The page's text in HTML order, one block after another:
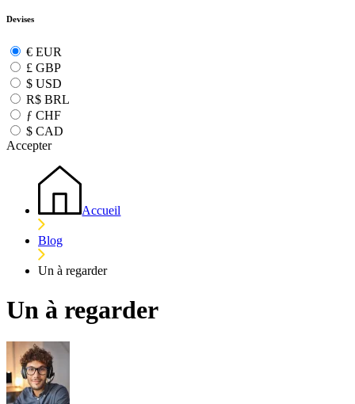
Devises
€ EUR
£ GBP
$ USD
R$ BRL
ƒ CHF
$ CAD
Accepter
Accueil
Blog
Un à regarder
Un à regarder